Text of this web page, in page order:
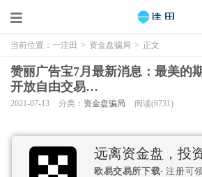
当前位置： 一洼田 > 资金盘骗局 > 正文
赞丽广告宝7月最新消息：最美的
开放自由交易…
2021-07-13 分类： 资金盘骗局 阅读(6731)
远离资金盘，投
欧易交易所下载- 注册可